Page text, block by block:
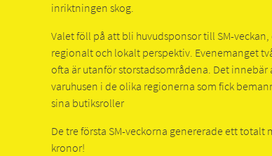
inriktningen skog.
Valet föll på att bli huvudsponsor till SM-
regionalt och lokalt perspektiv. Evenemanget
ofta är utanför storstadsområdena. Det
varuhusen i de olika regionerna som fick
sina butiksroller
De tre första SM-veckorna genererade ett
kronor!